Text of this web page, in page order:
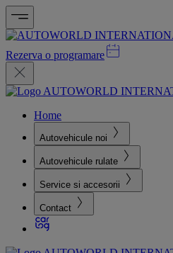
Rezerva o programare
Home
Autovehicule noi
Autovehicule rulate
Service si accesorii
Contact